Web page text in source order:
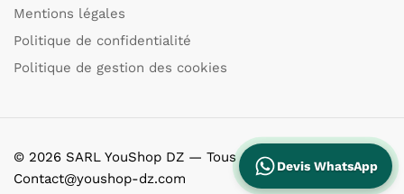
Mentions légales
Politique de confidentialité
Politique de gestion des cookies
© 2026 SARL YouShop DZ — Tous droits réservés.
Contact@youshop-dz.com
Devis WhatsApp